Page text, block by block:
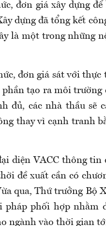
đơn giá xây dựng
dựng đã tổng kết
là một trong những
đơn giá sát với
phần tạo ra môi
đủ, các nhà thầu sẽ
thay vì cạnh tranh
diện VACC thông
đề xuất cần có
qua, Thứ trưởng Bộ
pháp phối hợp nhằm
ngành vào thời gian